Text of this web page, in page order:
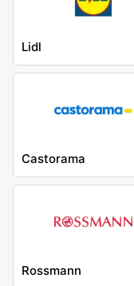
Lidl
Castorama
Rossmann